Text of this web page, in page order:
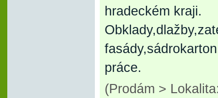
hradeckém kraji.
práce.
(Prodám >